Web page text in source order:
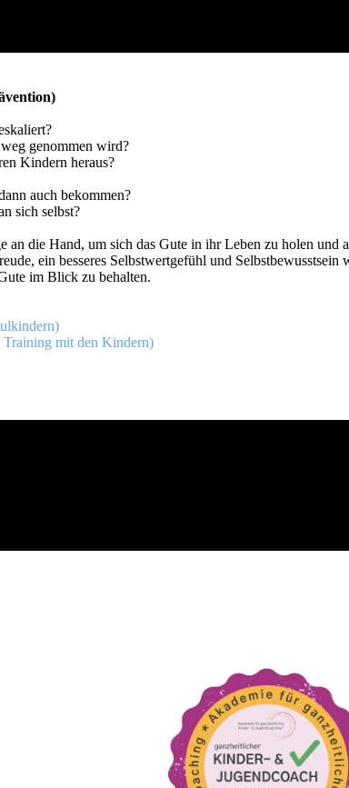
genommen wird?
Kindern heraus?
auch bekommen?
sich selbst?
die Hand, um sich das Gute in ihr Leben zu holen und
ein besseres Selbstwertgefühl und
im Blick zu behalten.
mit den Kindern)